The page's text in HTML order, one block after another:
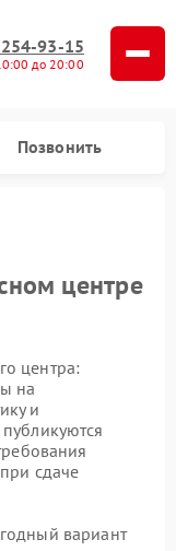
93-15
до 20:00
Позвонить
центре
центра:
на
и
сдаче
вариант